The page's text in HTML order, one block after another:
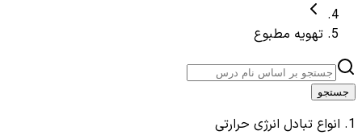
تهویه مطبوع
جستجو
1
. انواع تبادل انرژی حرارتی